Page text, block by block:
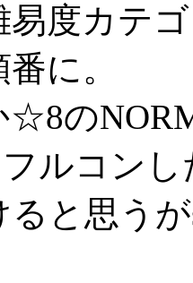
易度カテ
に。
の
ルコン
ると思う